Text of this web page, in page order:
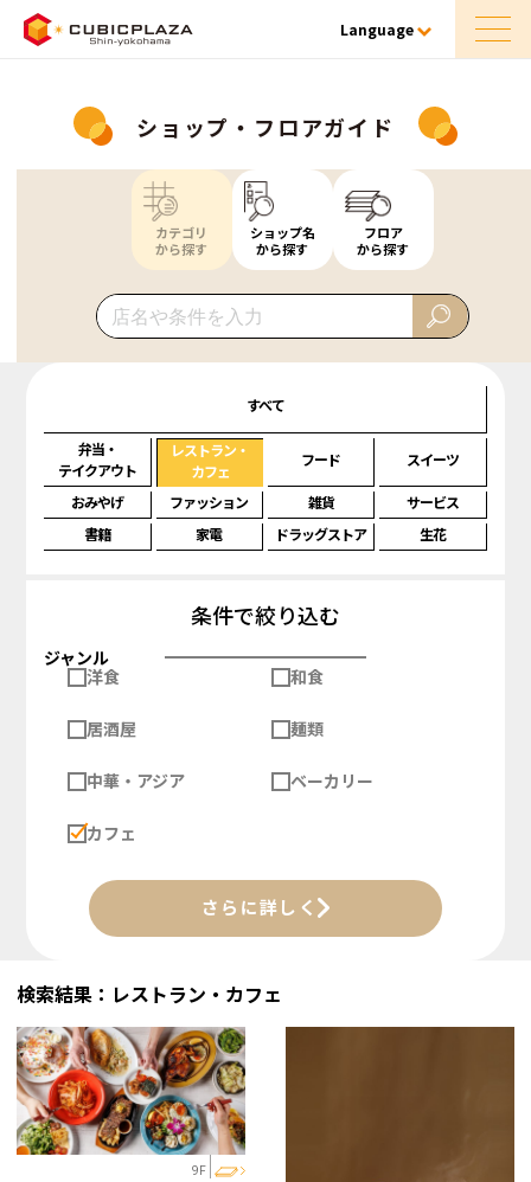
Language
ショップ・フロアガイド
カテゴリ
から探す
ショップ名
から探す
フロア
から探す
すべて
弁当・
テイクアウト
レストラン・
カフェ
フード スイーツ
おみやげ ファッション 雑貨
サービス
書籍
家電 ドラッグストア 生花
条件で絞り込む
ジャンル
洋食
和食
居酒屋 麺類
中華・アジア ベーカリー
カフェ
さらに詳しく
検索結果：レストラン・カフェ
9F